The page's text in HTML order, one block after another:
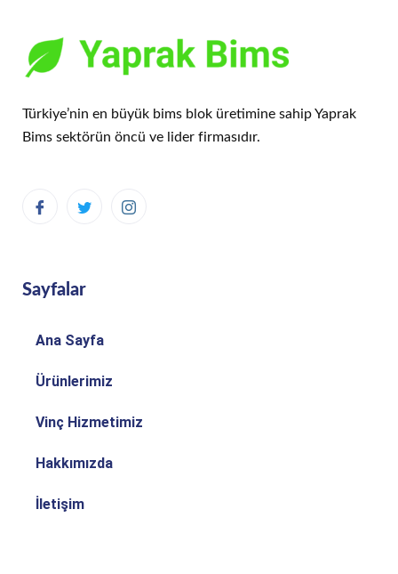
Türkiye’nin en büyük bims blok üretimine sahip Yaprak
Bims sektörün öncü ve lider firmasıdır.
Sayfalar
Ana Sayfa
Ürünlerimiz
Vinç Hizmetimiz
Hakkımızda
İletişim